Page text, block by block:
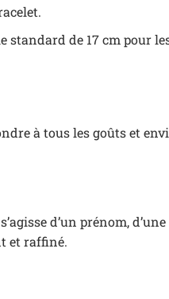
standard de 17 cm pour
à tous les goûts et
d’un prénom, d’une
et raffiné.